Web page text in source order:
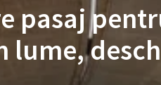
pasaj
lume,